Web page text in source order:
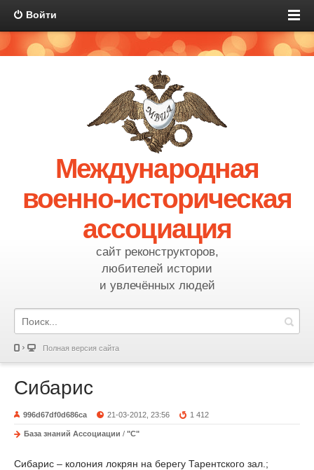
Войти
Международная
военно-историческая
ассоциация
сайт реконструкторов,
любителей истории
и увлечённых людей
Полная версия сайта
Сибарис
996d67df0d686ca 21-03-2012, 23:56 1 412
База знаний Ассоциации / "С"
Сибарис – колония локрян на берегу Тарентского зал.;